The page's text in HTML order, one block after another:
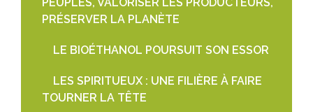
PRÉSERVER LA PLANÈTE
LE BIOÉTHANOL POURSUIT SON ESSOR
LES SPIRITUEUX : UNE FILIÈRE À FAIRE
TOURNER LA TÊTE